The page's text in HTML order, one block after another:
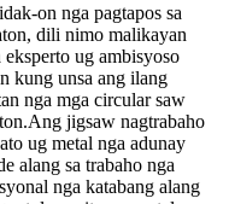
on nga pagtapos sa
dili nimo malikayan
ug ambisyoso
kung unsa ang ilang
nga mga circular saw
jigsaw nagtrabaho
ug metal nga adunay
alang sa trabaho nga
nga katabang alang